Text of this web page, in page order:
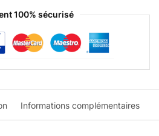
100% sécurisé
Informations complémentaires